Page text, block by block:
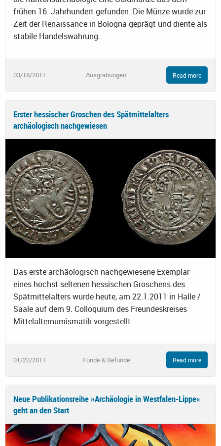
frühen 16. Jahrhundert gefunden. Die Münze wurde zur
Zeit der Renaissance in Bologna geprägt und diente als
stabile Handelswährung.
03/18/2011 Ausgrabungen Read more
Erster hessischer Groschen des Spätmittelalters
archäologisch nachgewiesen
Das erste archäologisch nachgewiesene Exemplar
eines höchst seltenen hessischen Groschens des
Spätmittelalters wurde heute, am 22.1.2011 in Halle /
Saale auf dem 9. Colloquium des Freundeskreises
Mittelalternumismatik vorgestellt.
01/22/2011 Funde & Befunde Read more
Neue Publikationsreihe »Archäologie in Westfalen-Lippe«
geht an den Start